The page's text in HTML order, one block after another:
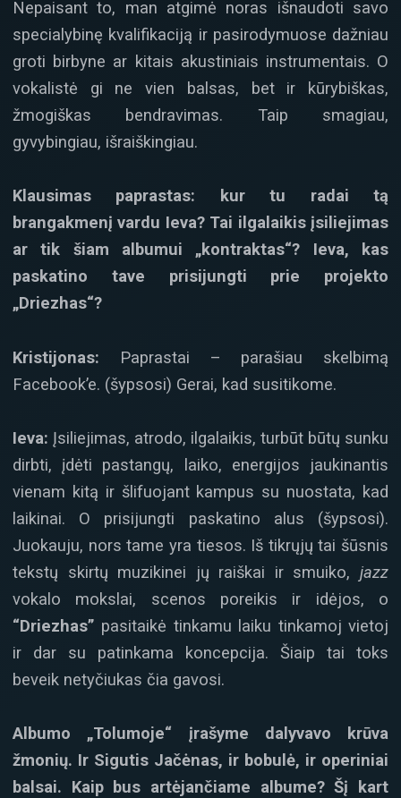
Nepaisant to, man atgimė noras išnaudoti savo
specialybinę kvalifikaciją ir pasirodymuose dažniau
groti birbyne ar kitais akustiniais instrumentais. O
vokalistė gi ne vien balsas, bet ir kūrybiškas,
žmogiškas bendravimas. Taip smagiau,
gyvybingiau, išraiškingiau.
Klausimas paprastas: kur tu radai tą
brangakmenį vardu Ieva? Tai ilgalaikis įsiliejimas
ar tik šiam albumui „kontraktas“? Ieva, kas
paskatino tave prisijungti prie projekto
„Driezhas“?
Kristijonas: Paprastai – parašiau skelbimą
Facebook’e. (šypsosi) Gerai, kad susitikome.
Ieva: Įsiliejimas, atrodo, ilgalaikis, turbūt būtų sunku
dirbti, įdėti pastangų, laiko, energijos jaukinantis
vienam kitą ir šlifuojant kampus su nuostata, kad
laikinai. O prisijungti paskatino alus (šypsosi).
Juokauju, nors tame yra tiesos. Iš tikrųjų tai šūsnis
tekstų skirtų muzikinei jų raiškai ir smuiko, jazz
vokalo mokslai, scenos poreikis ir idėjos, o
“Driezhas” pasitaikė tinkamu laiku tinkamoj vietoj
ir dar su patinkama koncepcija. Šiaip tai toks
beveik netyčiukas čia gavosi.
Albumo „Tolumoje“ įrašyme dalyvavo krūva
žmonių. Ir Sigutis Jačėnas, ir bobulė, ir operiniai
balsai. Kaip bus artėjančiame albume? Šį kart